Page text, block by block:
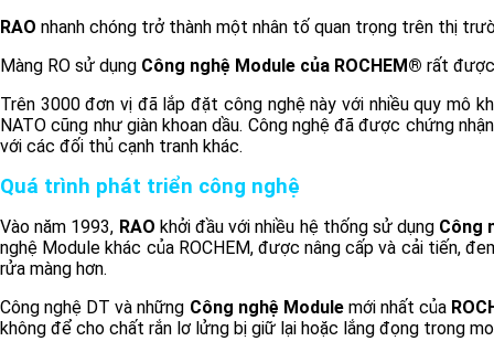
RAO nhanh chóng trở thành một nhân tố quan trọng trên thị
Màng RO sử dụng Công nghệ Module của ROCHEM® rất
Trên 3000 đơn vị đã lắp đặt công nghệ này với nhiều quy mô
NATO cũng như giàn khoan dầu. Công nghệ đã được chứng
với các đối thủ cạnh tranh khác.
Quá trình phát triển công nghệ
Vào năm 1993, RAO khởi đầu với nhiều hệ thống sử dụng Công
nghệ Module khác của ROCHEM, được nâng cấp và cải tiến,
rửa màng hơn.
Công nghệ DT và những Công nghệ Modulemới nhất của
không để cho chất rắn lơ lửng bị giữ lại hoặc lắng đọng trong